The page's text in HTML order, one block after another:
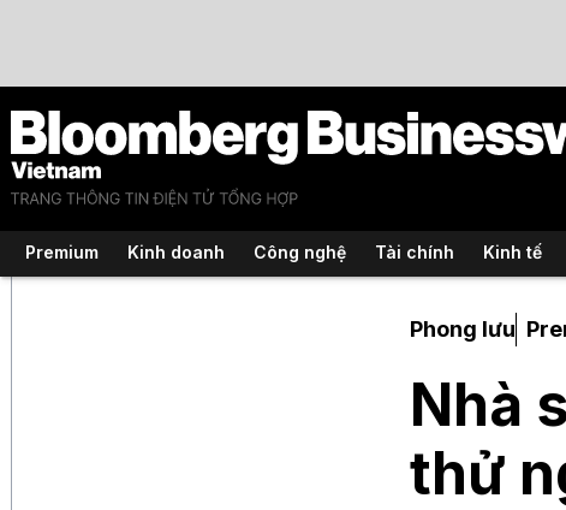
Premium Kinh doanh Công nghệ Tài chính Kinh tế
Phong lưu
Nhà
thử